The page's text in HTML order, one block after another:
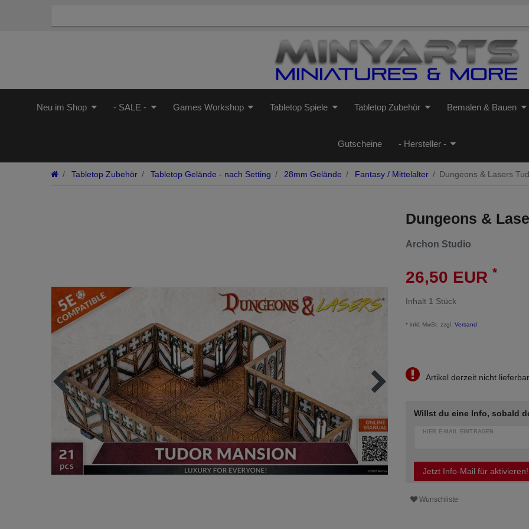
Neu im Shop - SALE - Games Workshop Tabletop Spiele Tabletop Zubehör Bemalen & Bauen
Gutscheine - Hersteller -
Tabletop Zubehör Tabletop Gelände - nach Setting 28mm Gelände Fantasy / Mittelalter Dungeons & Lasers
Dungeons &
Archon Studio
26,50 EUR *
Inhalt 1 Stück
* inkl. MwSt. zzgl. Versand
Artikel derzeit nicht lieferbar
Willst du eine Info, sobald
HIER E-MAIL EINTRAGEN
Jetzt Info-Mail für aktivieren!
Wunschliste